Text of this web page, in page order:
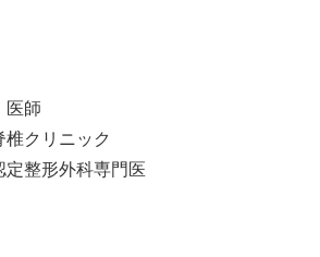
医師
クリニック
定整形外科専門医